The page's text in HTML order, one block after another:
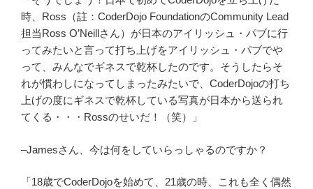
時、Ross（註：CoderDojo FoundationのCommunity Lead
担当Ross O’Neillさん）が日本のアイリッシュ・パブに行
ってみたいと言って打ち上げをアイリッシュ・パブでや
って、みんなでギネスで乾杯したのです。そうしたらそ
れが慣わしになってしまったみたいで、CoderDojoの打ち
上げの度にギネスで乾杯している写真が日本から送られ
てくる・・・Rossのせいだ！（笑）」
–Jamesさん、今は何をしていらっしゃるのですか？
「18歳でCoderDojoを始めて、21歳の時、これも全く偶然